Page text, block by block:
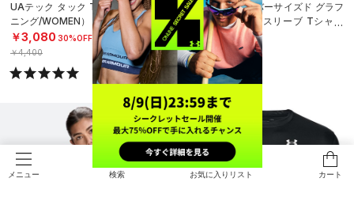
メニュー 検索 お気に入りリスト カート
UAテック タック Tシャツ（トレー
ニング/WOMEN）
￥3,080 30%OFF
￥4,400
UAテック オーバーサイズド グラフ
ィック ショートスリーブ Tシャツ
（トレーニング/WOMEN）
￥4,950